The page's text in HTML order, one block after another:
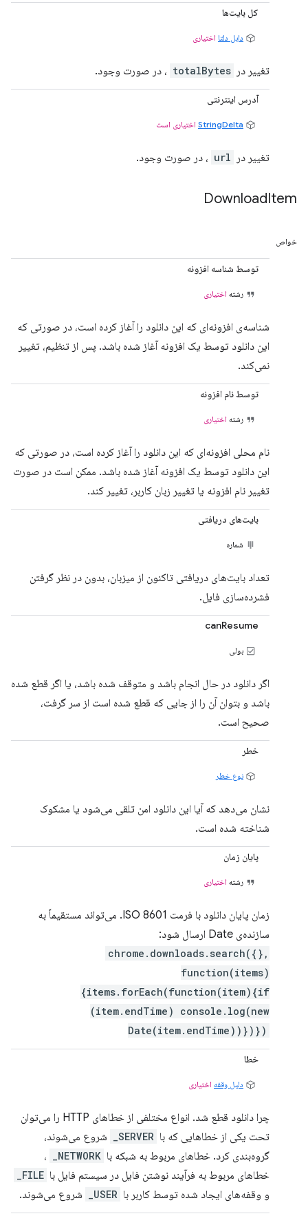
کل بایت‌ها
دابل دلتا اختیاری
تغییر در totalBytes ، در صورت وجود.
آدرس اینترنتی
StringDelta اختیاری است
تغییر در url ، در صورت وجود.
DownloadItem
خواص
توسط شناسه افزونه
رشته اختیاری
شناسه‌ی افزونه‌ای که این دانلود را آغاز کرده است، در صورتی که
این دانلود توسط یک افزونه آغاز شده باشد. پس از تنظیم، تغییر
نمی‌کند.
توسط نام افزونه
رشته اختیاری
نام محلی افزونه‌ای که این دانلود را آغاز کرده است، در صورتی که
این دانلود توسط یک افزونه آغاز شده باشد. ممکن است در صورت
تغییر نام افزونه یا تغییر زبان کاربر، تغییر کند.
بایت‌های دریافتی
شماره
تعداد بایت‌های دریافتی تاکنون از میزبان، بدون در نظر گرفتن
فشرده‌سازی فایل.
canResume
بولی
اگر دانلود در حال انجام باشد و متوقف شده باشد، یا اگر قطع شده
باشد و بتوان آن را از جایی که قطع شده است از سر گرفت،
صحیح است.
خطر
نوع خطر
نشان می‌دهد که آیا این دانلود امن تلقی می‌شود یا مشکوک
شناخته شده است.
پایان زمان
رشته اختیاری
زمان پایان دانلود با فرمت ISO 8601. می‌تواند مستقیماً به
سازنده‌ی Date ارسال شود:
chrome.downloads.search({},
function(items)
{items.forEach(function(item){if
(item.endTime) console.log(new
Date(item.endTime))})})
خطا
دلیل وقفه اختیاری
چرا دانلود قطع شد. انواع مختلفی از خطاهای HTTP را می‌توان
تحت یکی از خطاهایی که با SERVER_
شروع می‌شوند،
گروه‌بندی کرد. خطاهای مربوط به شبکه با NETWORK_
،
خطاهای مربوط به فرآیند نوشتن فایل در سیستم فایل با FILE_
و وقفه‌های ایجاد شده توسط کاربر با USER_ شروع می‌شوند.